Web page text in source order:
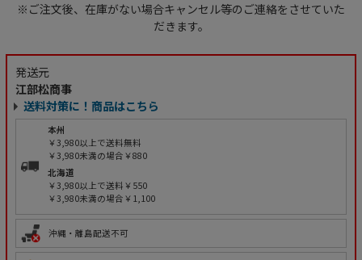
※ご注文後、在庫がない場合キャンセル等のご連絡をさせていた
だきます。
発送元
江部松商事
送料対策に！商品はこちら
本州
￥3,980以上で送料無料
￥3,980未満の場合￥880
北海道
￥3,980以上で送料￥550
￥3,980未満の場合￥1,100
沖縄・離島配送不可